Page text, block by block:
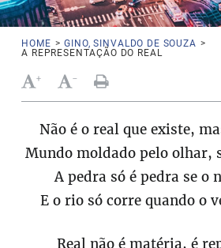
HOME > GINO, SINVALDO DE SOUZA >
A REPRESENTAÇÃO DO REAL
+ -
Não é o real que existe,
Mundo moldado pelo olhar,
A pedra só é pedra se o
E o rio só corre quando o
Real não é matéria, é